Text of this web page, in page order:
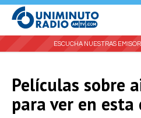
ESCUCHA NUESTRAS
Películas sobre
para ver en